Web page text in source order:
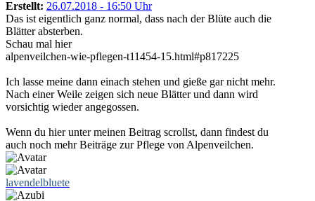
Erstellt: 26.07.2018 - 16:50 Uhr
Das ist eigentlich ganz normal, dass nach der Blüte auch die
Blätter absterben.
Schau mal hier
alpenveilchen-wie-pflegen-t11454-15.html#p817225
Ich lasse meine dann einach stehen und gieße gar nicht mehr.
Nach einer Weile zeigen sich neue Blätter und dann wird
vorsichtig wieder angegossen.
Wenn du hier unter meinen Beitrag scrollst, dann findest du
auch noch mehr Beiträge zur Pflege von Alpenveilchen.
lavendelbluete